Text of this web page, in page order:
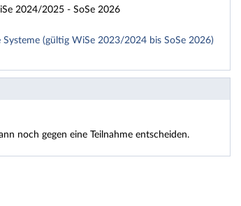
2024/2025 - SoSe 2026
(gültig WiSe 2023/2024 bis SoSe 2026)
noch gegen eine Teilnahme entscheiden.